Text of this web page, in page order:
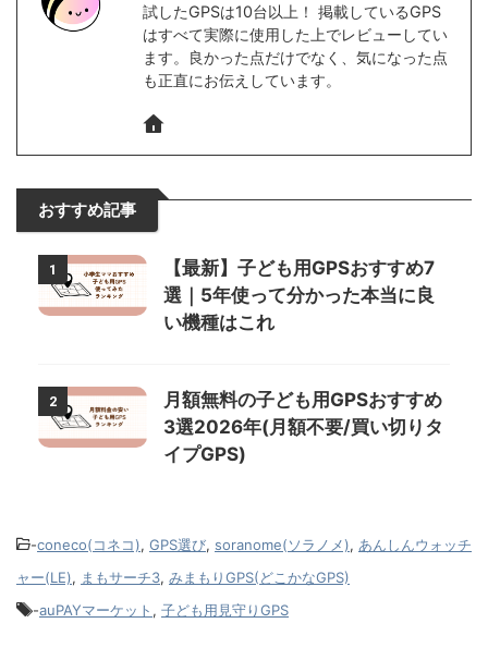
試したGPSは10台以上！ 掲載しているGPS
はすべて実際に使用した上でレビューしてい
ます。良かった点だけでなく、気になった点
も正直にお伝えしています。
おすすめ記事
1
【最新】子ども用GPSおすすめ7
選｜5年使って分かった本当に良
い機種はこれ
2
月額無料の子ども用GPSおすすめ
3選2026年(月額不要/買い切りタ
イプGPS)
-coneco(コネコ), GPS選び, soranome(ソラノメ), あんしんウォッチ
ャー(LE), まもサーチ3, みまもりGPS(どこかなGPS)
-auPAYマーケット , 子ども用見守りGPS